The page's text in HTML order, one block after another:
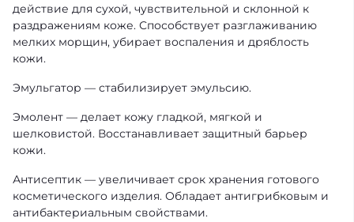
действие для сухой, чувствительной и склонной к
раздражениям коже. Способствует разглаживанию
мелких морщин, убирает воспаления и дряблость
кожи.
Эмульгатор — стабилизирует эмульсию.
Эмолент — делает кожу гладкой, мягкой и
шелковистой. Восстанавливает защитный барьер
кожи.
Антисептик — увеличивает срок хранения готового
косметического изделия. Обладает антигрибковым и
антибактериальным свойствами.